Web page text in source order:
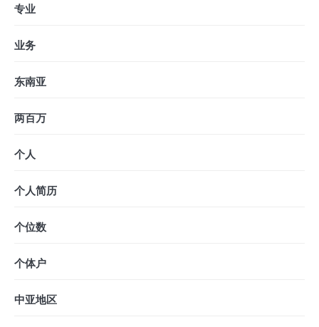
专业
业务
东南亚
两百万
个人
个人简历
个位数
个体户
中亚地区